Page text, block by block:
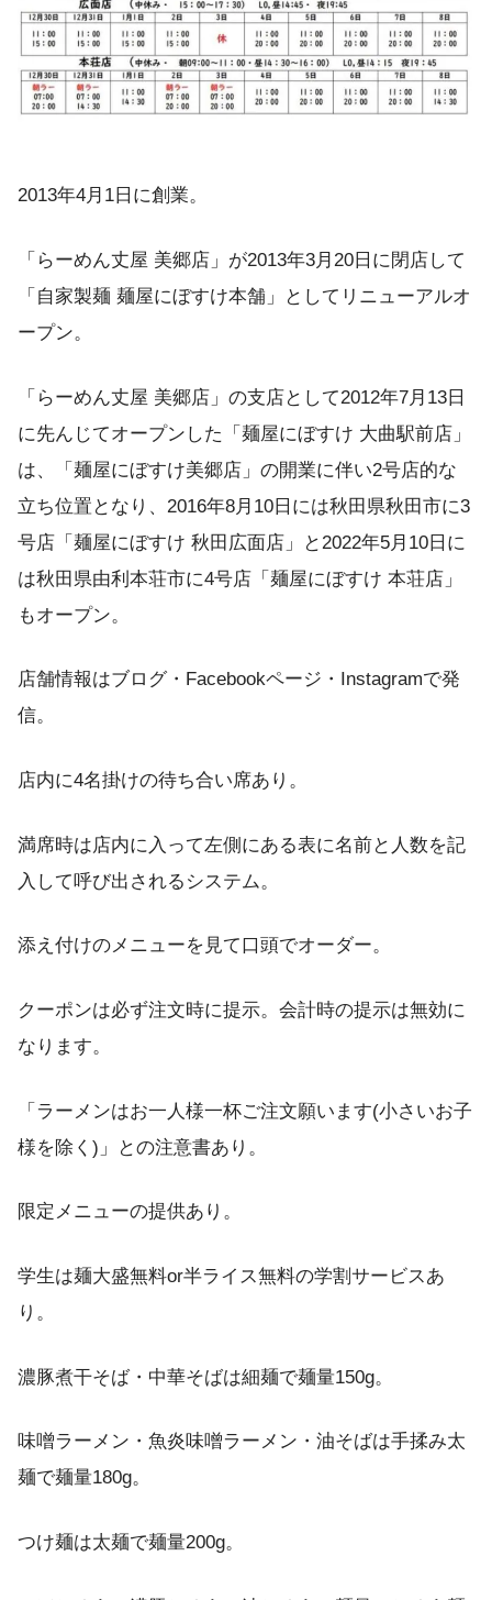
2013年4月1日に創業。
「らーめん丈屋 美郷店」が2013年3月20日に閉店して
「自家製麺 麺屋にぼすけ本舗」としてリニューアルオ
ープン。
「らーめん丈屋 美郷店」の支店として2012年7月13日
に先んじてオープンした「麺屋にぼすけ 大曲駅前店」
は、「麺屋にぼすけ美郷店」の開業に伴い2号店的な
立ち位置となり、2016年8月10日には秋田県秋田市に3
号店「麺屋にぼすけ 秋田広面店」と2022年5月10日に
は秋田県由利本荘市に4号店「麺屋にぼすけ 本荘店」
もオープン。
店舗情報はブログ・Facebookページ・Instagramで発
信。
店内に4名掛けの待ち合い席あり。
満席時は店内に入って左側にある表に名前と人数を記
入して呼び出されるシステム。
添え付けのメニューを見て口頭でオーダー。
クーポンは必ず注文時に提示。会計時の提示は無効に
なります。
「ラーメンはお一人様一杯ご注文願います(小さいお子
様を除く)」との注意書あり。
限定メニューの提供あり。
学生は麺大盛無料or半ライス無料の学割サービスあ
り。
濃豚煮干そば・中華そばは細麺で麺量150g。
味噌ラーメン・魚炎味噌ラーメン・油そばは手揉み太
麺で麺量180g。
つけ麺は太麺で麺量200g。